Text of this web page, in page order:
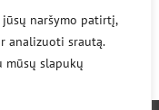
naršymo patirtį,
analizuoti srautą.
mūsų slapukų